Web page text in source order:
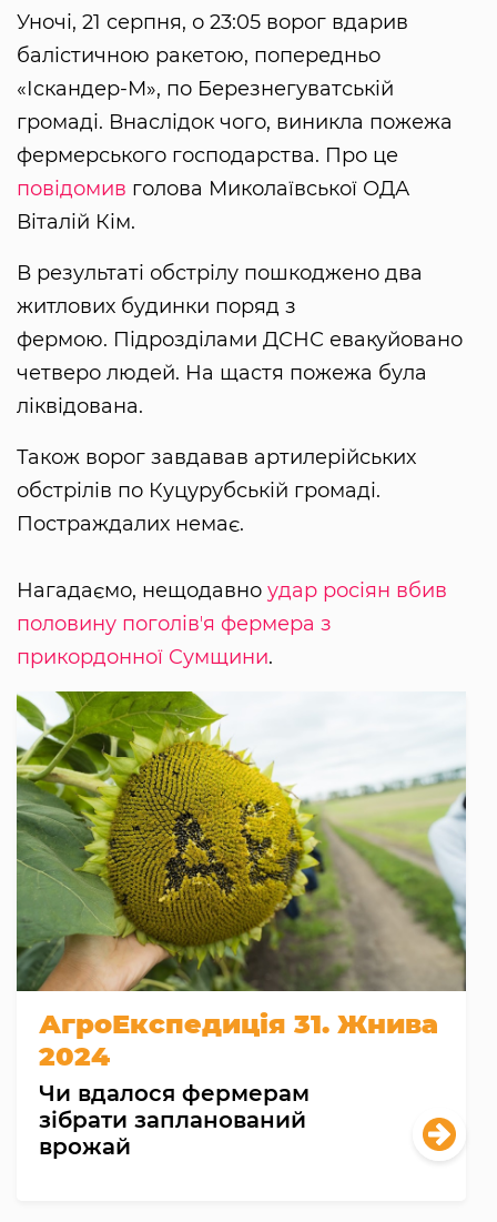
Уночі, 21 серпня, о 23:05 ворог вдарив
балістичною ракетою, попередньо
«Іскандер-М», по Березнегуватській
громаді. Внаслідок чого, виникла пожежа
фермерського господарства. Про це
повідомив голова Миколаївської ОДА
Віталій Кім.
В результаті обстрілу пошкоджено два
житлових будинки поряд з
фермою. Підрозділами ДСНС евакуйовано
четверо людей. На щастя пожежа була
ліквідована.
Також ворог завдавав артилерійських
обстрілів по Куцурубській громаді.
Постраждалих немає.
Нагадаємо, нещодавно удар росіян вбив
половину поголівʼя фермера з
прикордонної Cумщини.
АгроЕкспедиція 31. Жнива
2024
Чи вдалося фермерам
зібрати запланований
врожай